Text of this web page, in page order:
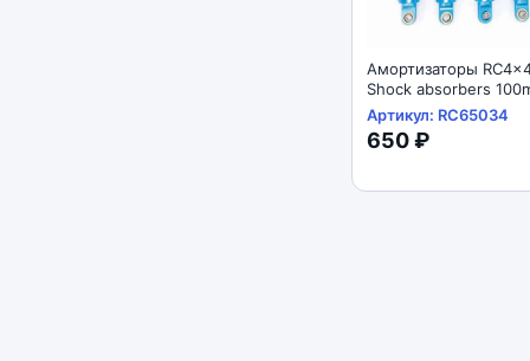
Амортизаторы
Shock absorbers 100mm
SCX10 D90 1/10
Артикул: RC65034
650 ₽